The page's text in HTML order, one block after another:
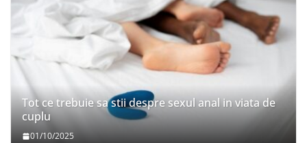
Tot ce trebuie sa stii despre sexul anal in viata de
cuplu
01/10/2025